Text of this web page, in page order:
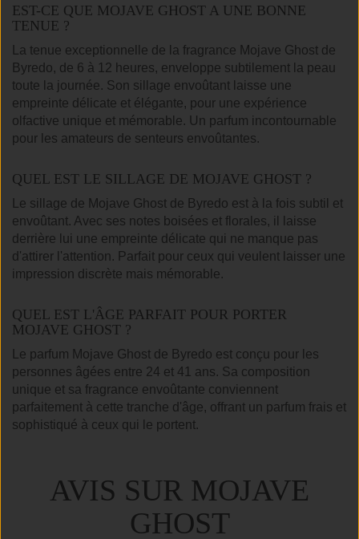
EST-CE QUE MOJAVE GHOST A UNE BONNE
TENUE ?
La tenue exceptionnelle de la fragrance Mojave Ghost de
Byredo, de 6 à 12 heures, enveloppe subtilement la peau
toute la journée. Son sillage envoûtant laisse une
empreinte délicate et élégante, pour une expérience
olfactive unique et mémorable. Un parfum incontournable
pour les amateurs de senteurs envoûtantes.
QUEL EST LE SILLAGE DE MOJAVE GHOST ?
Le sillage de Mojave Ghost de Byredo est à la fois subtil et
envoûtant. Avec ses notes boisées et florales, il laisse
derrière lui une empreinte délicate qui ne manque pas
d'attirer l'attention. Parfait pour ceux qui veulent laisser une
impression discrète mais mémorable.
QUEL EST L'ÂGE PARFAIT POUR PORTER
MOJAVE GHOST ?
Le parfum Mojave Ghost de Byredo est conçu pour les
personnes âgées entre 24 et 41 ans. Sa composition
unique et sa fragrance envoûtante conviennent
parfaitement à cette tranche d'âge, offrant un parfum frais et
sophistiqué à ceux qui le portent.
AVIS SUR MOJAVE
GHOST